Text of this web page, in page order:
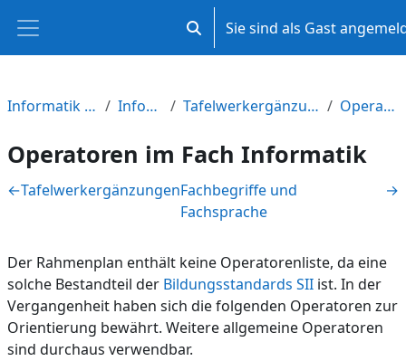
Website-Übersicht Sucheingabe umschalten
Sie sind als Gast
Informatik in der Qualifikationsphase M-V Informationen zum Fach Tafelwerkergänzungen, Operatoren, Fachbegriffe und Fachsprache Operatoren im Fach Informatik
Operatoren im Fach Informatik
Abschnittsübersicht
←TafelwerkergänzungenFachbegriffe und
Fachsprache
→
Der Rahmenplan enthält keine Operatorenliste, da eine
solche Bestandteil der Bildungsstandards SII ist. In der
Vergangenheit haben sich die folgenden Operatoren zur
Orientierung bewährt. Weitere allgemeine Operatoren
sind durchaus verwendbar.